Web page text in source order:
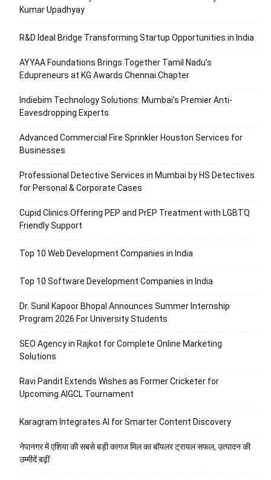
Kumar Upadhyay
R&D Ideal Bridge Transforming Startup Opportunities in India
AYYAA Foundations Brings Together Tamil Nadu’s
Edupreneurs at KG Awards Chennai Chapter
Indiebim Technology Solutions: Mumbai’s Premier Anti-
Eavesdropping Experts
Advanced Commercial Fire Sprinkler Houston Services for
Businesses
Professional Detective Services in Mumbai by HS Detectives
for Personal & Corporate Cases
Cupid Clinics Offering PEP and PrEP Treatment with LGBTQ
Friendly Support
Top 10 Web Development Companies in India
Top 10 Software Development Companies in India
Dr. Sunil Kapoor Bhopal Announces Summer Internship
Program 2026 For University Students
SEO Agency in Rajkot for Complete Online Marketing
Solutions
Ravi Pandit Extends Wishes as Former Cricketer for
Upcoming AIGCL Tournament
Karagram Integrates AI for Smarter Content Discovery
नेपानगर में एशिया की सबसे बड़ी कागज मिल का बॉयलर ट्रायल सफल, उत्पादन की
उम्मीदें बढ़ीं